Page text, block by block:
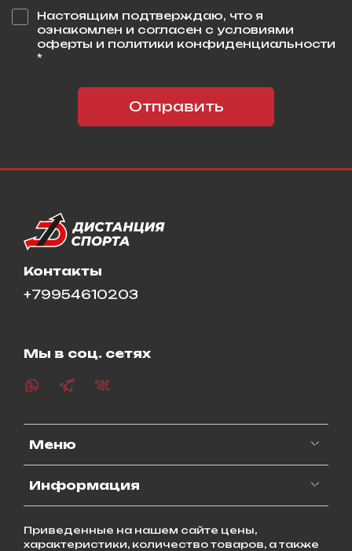
Настоящим подтверждаю, что я
ознакомлен и согласен с условиями
оферты и политики конфиденциальности
*
Отправить
Меню
Информация
Контакты
+79954610203
Мы в соц. сетях
Приведенные на нашем сайте цены,
характеристики, количество товаров, а также